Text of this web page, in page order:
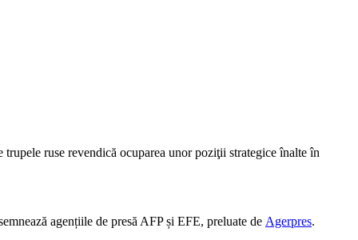
ruse revendică ocuparea unor poziţii strategice înalte în
agențiile de presă AFP și EFE, preluate de Agerpres.